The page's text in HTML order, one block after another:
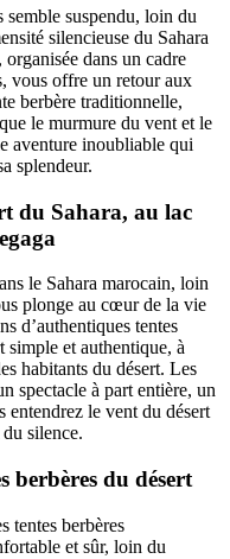
suspendu, loin du
silencieuse du Sahara
dans un cadre
vous offre un retour aux
berbère traditionnelle,
le murmure du vent et le
aventure inoubliable qui
splendeur.
du Sahara, au lac
le Sahara marocain, loin
plonge au cœur de la vie
d’authentiques tentes
et authentique, à
habitants du désert. Les
spectacle à part entière, un
le vent du désert
silence.
berbères du désert
tentes berbères
et sûr, loin du